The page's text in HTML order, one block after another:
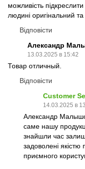
можливість
людині оригінальний
Відповісти
Александр
13.03.2025 в 15:42
Товар отличный.
Відповісти
Customer
14.03.2025 в
Александр
саме нашу
знайшли час
задоволені
приємного